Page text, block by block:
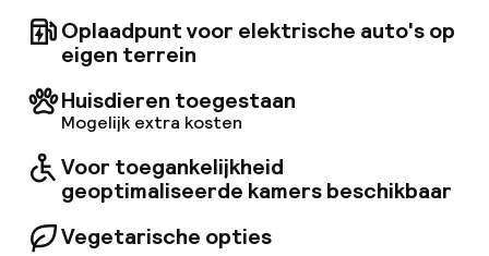
drankjes.
Oplaadpunt voor elektrische auto's op
eigen terrein
Huisdieren toegestaan
Mogelijk extra kosten
Voor toegankelijkheid
geoptimaliseerde kamers beschikbaar
Vegetarische opties